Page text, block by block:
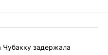
Чубакку задержала